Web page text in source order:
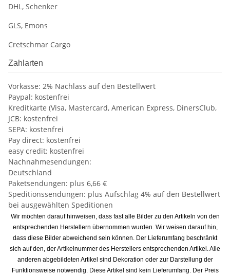
DHL, Schenker
GLS, Emons
Cretschmar Cargo
Zahlarten
Vorkasse: 2% Nachlass auf den Bestellwert
Paypal: kostenfrei
Kreditkarte (Visa, Mastercard, American Express, DinersClub,
JCB: kostenfrei
SEPA: kostenfrei
Pay direct: kostenfrei
easy credit: kostenfrei
Nachnahmesendungen:
Deutschland
Paketsendungen: plus 6,66 €
Speditionssendungen: plus Aufschlag 4% auf den Bestellwert
bei ausgewählten Speditionen
Wir möchten darauf hinweisen, dass fast alle Bilder zu den Artikeln von den
entsprechenden Herstellern übernommen wurden. Wir weisen darauf hin,
dass diese Bilder abweichend sein können. Der Lieferumfang beschränkt
sich auf den, der Artikelnummer des Herstellers entsprechenden Artikel. Alle
anderen abgebildeten Artikel sind Dekoration oder zur Darstellung der
Funktionsweise notwendig. Diese Artikel sind kein Lieferumfang. Der Preis